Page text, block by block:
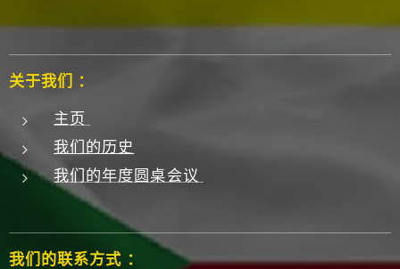
关于我们 ：
主页
我们的历史
我们的年度圆桌会议
我们的联系方式 ：